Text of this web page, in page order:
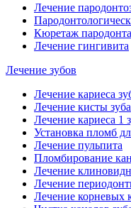
Лечение
Кюретаж
Лечение гингивита
Лечение зубов
Лечение кариеса
Лечение кисты зуба
Лечение кариеса 1
Установка пломб
Лечение пульпита
Пломбирование
Лечение
Лечение
Лечение корневых